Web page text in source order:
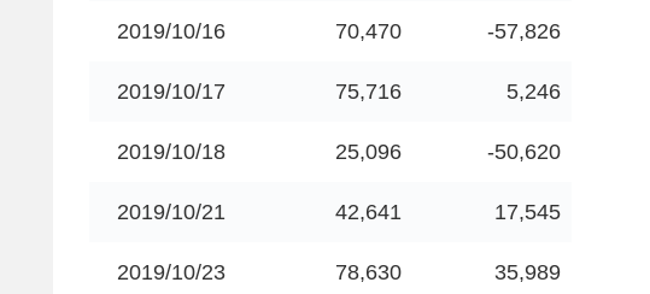
2019/10/16 70,470 -57,826
2019/10/17 75,716 5,246
2019/10/18 25,096 -50,620
2019/10/21 42,641 17,545
2019/10/23 78,630 35,989